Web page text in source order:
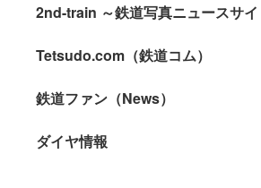
2nd-train ～鉄道写真ニュースサイ
Tetsudo.com（鉄道コム）
鉄道ファン（News）
ダイヤ情報